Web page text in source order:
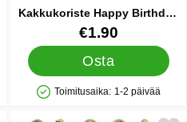
Kakkukoriste Happy Birthday
Ruusunkulta
Tuote.nro 28430
€1.90
Osta
Saatavuus: Varastossa
Toimitusaika: 1-2 päivää